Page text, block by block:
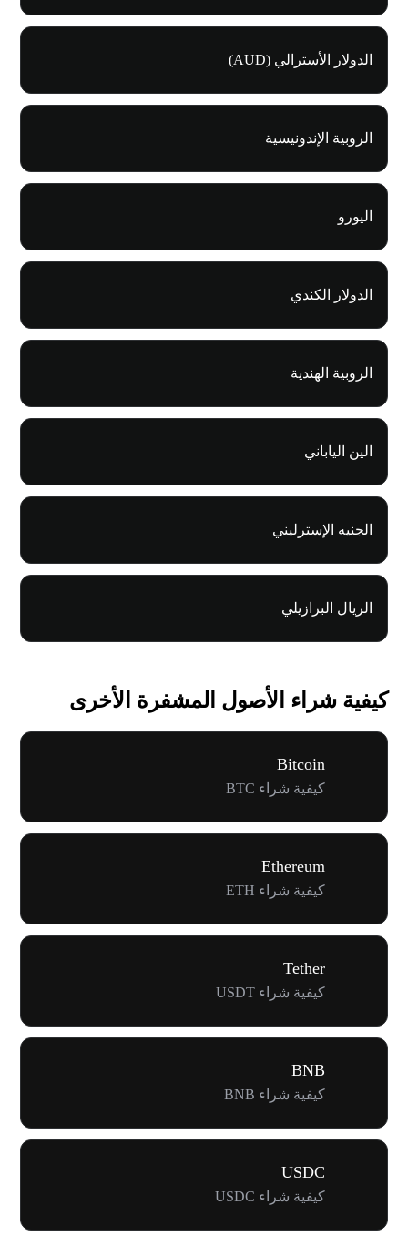
الدولار الأسترالي (AUD)
الروبية الإندونيسية
اليورو
الدولار الكندي
الروبية الهندية
الين الياباني
الجنيه الإسترليني
الريال البرازيلي
كيفية شراء الأصول المشفرة الأخرى
Bitcoin
كيفية شراء BTC
Ethereum
كيفية شراء ETH
Tether
كيفية شراء USDT
BNB
كيفية شراء BNB
USDC
كيفية شراء USDC